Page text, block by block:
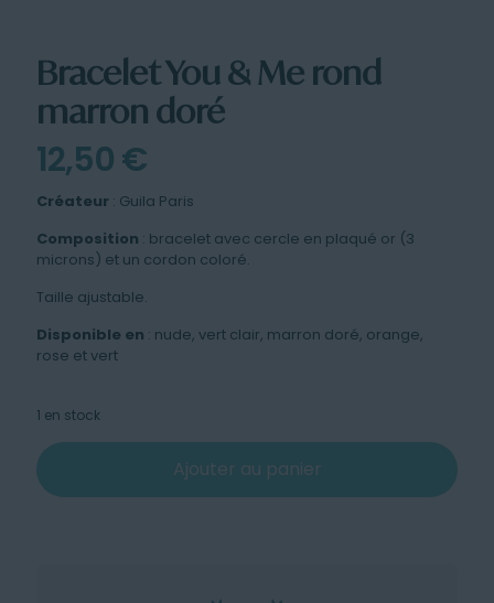
Bracelet You & Me rond
marron doré
12,50€
Créateur : Guila Paris
Composition : bracelet avec cercle en plaqué or (3
microns) et un cordon coloré.
Taille ajustable.
Disponible en : nude, vert clair, marron doré, orange,
rose et vert
1 en stock
Ajouter au panier